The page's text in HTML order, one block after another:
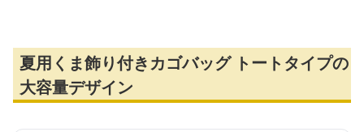
夏用くま飾り付きカゴバッグ トートタイプの
大容量デザイン